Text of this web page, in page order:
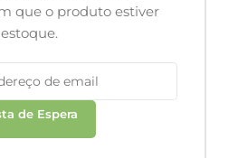
que o produto estiver
de Espera